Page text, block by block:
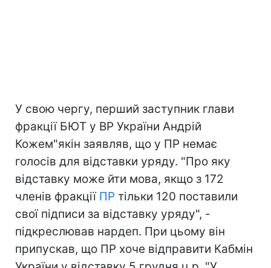
У свою чергу, перший заступник глави
фракції БЮТ у ВР України Андрій
Кожем"якін заявляв, що у ПР немає
голосів для відставки уряду. "Про яку
відставку може йти мова, якщо з 172
членів фракції ПР тільки 120 поставили
свої підписи за відставку уряду", -
підкреслював нардеп. При цьому він
припускав, що ПР хоче відправити Кабмін